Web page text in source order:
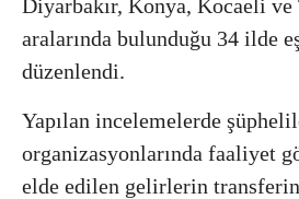
Diyarbakır, Konya, Kocaeli ve
aralarında bulunduğu 34 ilde
düzenlendi.
Yapılan incelemelerde
organizasyonlarında faaliyet
elde edilen gelirlerin